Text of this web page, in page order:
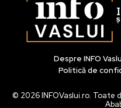
Despre INFO
Politică de
© 2026 INFOVaslui.ro. Toate